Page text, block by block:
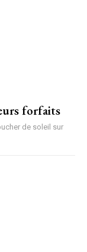
forfaits
de soleil sur